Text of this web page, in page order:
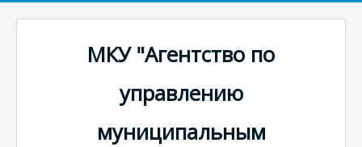
МКУ "Агентство по
управлению
муниципальным